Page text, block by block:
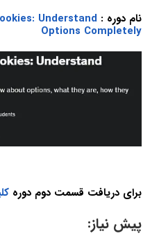
نام دوره : Understand
Options Completely
برای دریافت قسمت دوم دوره
پیش نیاز: